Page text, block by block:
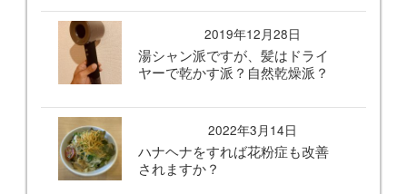
2019年12月28日
湯シャン派ですが、髪はドライ
ヤーで乾かす派？自然乾燥派？
2022年3月14日
ハナヘナをすれば花粉症も改善
されますか？